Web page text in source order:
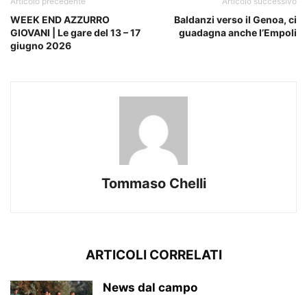
WEEK END AZZURRO
GIOVANI | Le gare del 13 – 17
giugno 2026
Baldanzi verso il Genoa, ci
guadagna anche l’Empoli
Tommaso Chelli
ARTICOLI CORRELATI
News dal campo